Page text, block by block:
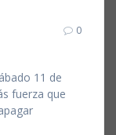
0
11 de
fuerza que